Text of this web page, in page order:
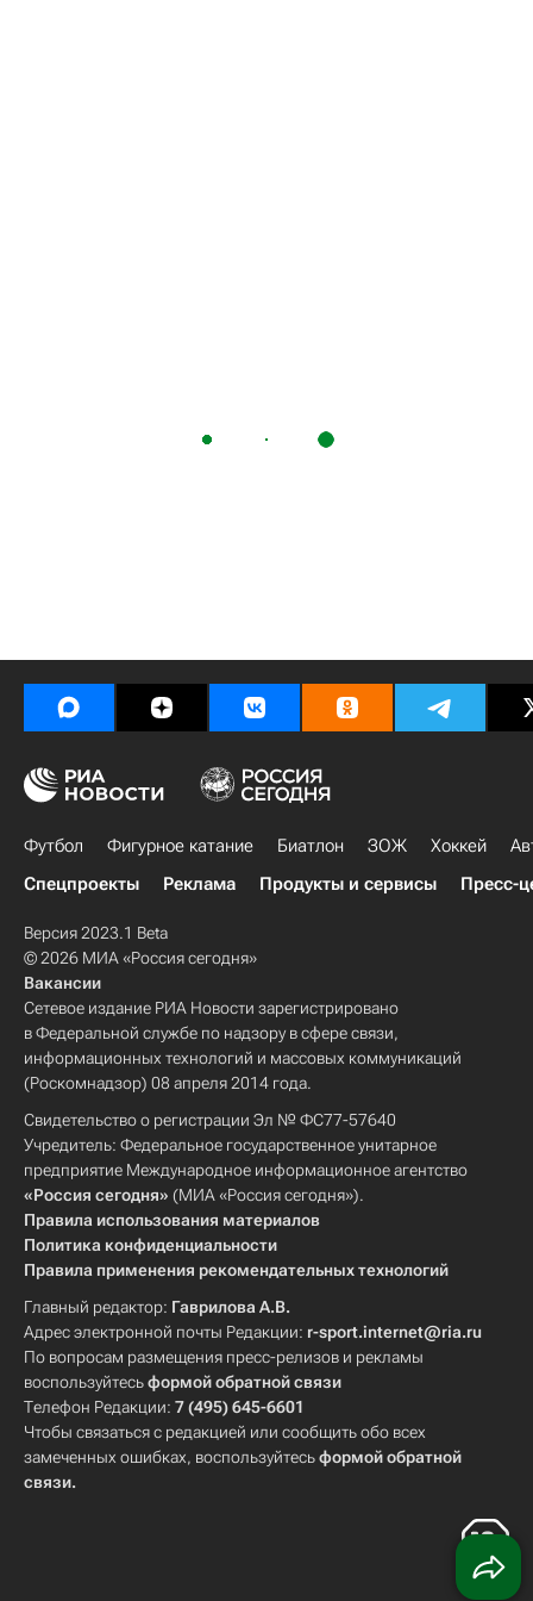
Футбол Фигурное катание Биатлон ЗОЖ Хоккей
Спецпроекты
Реклама Продукты и сервисы Пресс-
Версия 2023.1 Beta
© 2026 МИА «Россия сегодня»
Вакансии
Сетевое издание РИА Новости зарегистрировано
в Федеральной службе по надзору в сфере связи,
информационных технологий и массовых коммуникаций
(Роскомнадзор) 08 апреля 2014 года.
Свидетельство о регистрации Эл № ФС77-57640
Учредитель: Федеральное государственное унитарное
предприятие Международное информационное агентство
«Россия сегодня» (МИА «Россия сегодня»).
Правила использования материалов
Политика конфиденциальности
Правила применения рекомендательных технологий
Главный редактор: Гаврилова А.В.
Адрес электронной почты Редакции: r-sport.internet@ria.ru
По вопросам размещения пресс-релизов и рекламы
воспользуйтесьформой обратной связи
Телефон Редакции: 7 (495) 645-6601
Чтобы связаться с редакцией или сообщить обо всех
замеченных ошибках, воспользуйтесьформой обратной
связи.